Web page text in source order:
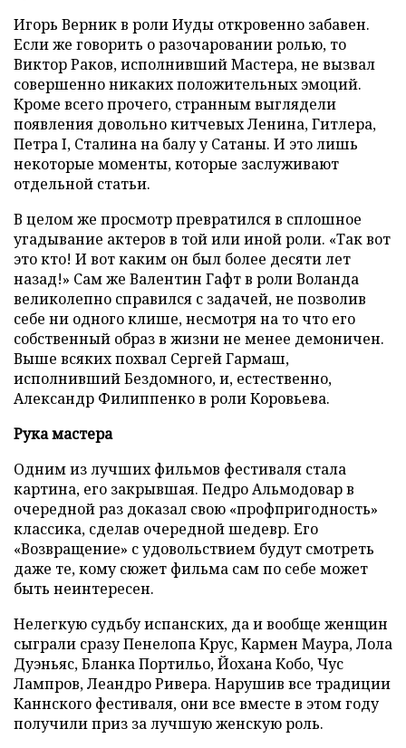
Игорь Верник в роли Иуды откровенно забавен.
Если же говорить о разочаровании ролью, то
Виктор Раков, исполнивший Мастера, не вызвал
совершенно никаких положительных эмоций.
Кроме всего прочего, странным выглядели
появления довольно китчевых Ленина, Гитлера,
Петра I, Сталина на балу у Сатаны. И это лишь
некоторые моменты, которые заслуживают
отдельной статьи.
В целом же просмотр превратился в сплошное
угадывание актеров в той или иной роли. «Так вот
это кто! И вот каким он был более десяти лет
назад!» Сам же Валентин Гафт в роли Воланда
великолепно справился с задачей, не позволив
себе ни одного клише, несмотря на то что его
собственный образ в жизни не менее демоничен.
Выше всяких похвал Сергей Гармаш,
исполнивший Бездомного, и, естественно,
Александр Филиппенко в роли Коровьева.
Рука мастера
Одним из лучших фильмов фестиваля стала
картина, его закрывшая. Педро Альмодовар в
очередной раз доказал свою «профпригодность»
классика, сделав очередной шедевр. Его
«Возвращение» с удовольствием будут смотреть
даже те, кому сюжет фильма сам по себе может
быть неинтересен.
Нелегкую судьбу испанских, да и вообще женщин
сыграли сразу Пенелопа Крус, Кармен Маура, Лола
Дуэньяс, Бланка Портильо, Йохана Кобо, Чус
Лампров, Леандро Ривера. Нарушив все традиции
Каннского фестиваля, они все вместе в этом году
получили приз за лучшую женскую роль.